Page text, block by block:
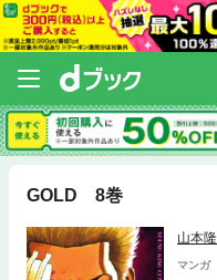
GOLD 8巻
山本
マンガ